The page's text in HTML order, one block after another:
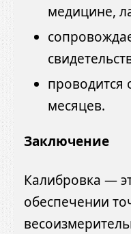
медицине,
проводится
месяцев.
Заключение
Калибровка —
обеспечении